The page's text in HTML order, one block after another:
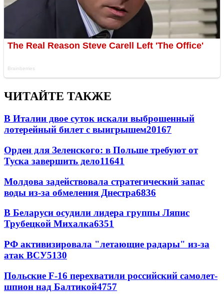
ЧИТАЙТЕ ТАКЖЕ
В Италии двое суток искали выброшенный
лотерейный билет с выигрышем20167
Орден для Зеленского: в Польше требуют от
Туска завершить дело11641
Молдова задействовала стратегический запас
воды из-за обмеления Днестра6836
В Беларуси осудили лидера группы Ляпис
Трубецкой Михалка6351
РФ активизировала "летающие радары" из-за
атак ВСУ5130
Польские F-16 перехватили российский самолет-
шпион над Балтикой4757